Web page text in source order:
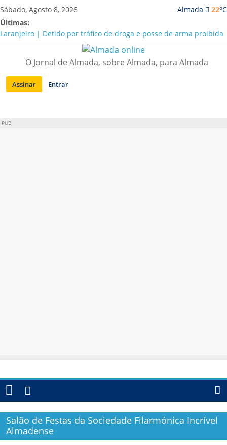
Saltar
para
conteúdo
Almada 22oC
Sábado, Agosto 8, 2026
Últimas:
Laranjeiro | Detido por tráfico de droga e posse de arma proibida
A “crise” da água em Almada: ilações e ensinamentos necessários
Costa da Caparica | Polícia Marítima e ASAE detectam
irregularidades em habitações e restaurantes
APA diz que falta de água em Almada “foi um problema de má
O Jornal de Almada, sobre Almada, para Almada
Assinar Entrar
PUB
Salão de Festas da Sociedade Filarmónica Incrível
Almadense